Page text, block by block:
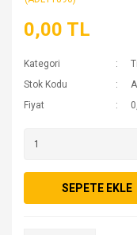
0,00 TL
Kategori
Stok Kodu
Fiyat
SEPETE EKLE